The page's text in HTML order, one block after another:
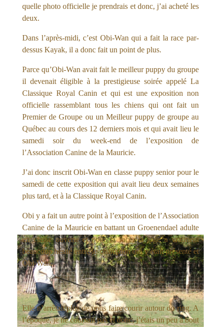
quelle photo officielle je prendrais et donc, j’ai acheté les
deux.
Dans l’après-midi, c’est Obi-Wan qui a fait la race par-
dessus Kayak, il a donc fait un point de plus.
Parce qu’Obi-Wan avait fait le meilleur puppy du groupe
il devenait éligible à la prestigieuse soirée appelé La
Classique Royal Canin et qui est une exposition non
officielle rassemblant tous les chiens qui ont fait un
Premier de Groupe ou un Meilleur puppy de groupe au
Québec au cours des 12 derniers mois et qui avait lieu le
samedi soir du week-end de l’exposition de
l’Association Canine de la Mauricie.
J’ai donc inscrit Obi-Wan en classe puppy senior pour le
samedi de cette exposition qui avait lieu deux semaines
plus tard, et à la Classique Royal Canin.
Obi y a fait un autre point à l’exposition de l’Association
Canine de la Mauricie en battant un Groenendael adulte
en classe ouverte et pour la race, la juge a vraiment
beaucoup hésité entre le champion qui y était présenté et
Obi-Wan.
Elle n’arrêtait plus de nous faire courir autour du ring. A
l’époque, je ne coursais pas et donc, j’étais un peu à bout